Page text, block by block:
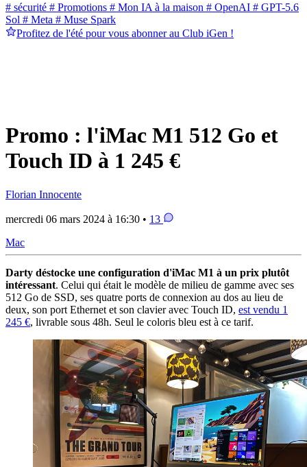
# sécurité # Promotions # Mon IA à la maison # OpenAI # GPT-5.6
Sol # Meta # Muse Spark
Profitez de l'été pour vous abonner au Club iGen !
Promo : l'iMac M1 512 Go et
Touch ID à 1 245 €
Florian Innocente
mercredi 06 mars 2024 à 16:30 • 13
Mac
Darty déstocke une configuration d'iMac M1 à un prix plutôt
intéressant. Celui qui était le modèle de milieu de gamme avec ses
512 Go de SSD, ses quatre ports de connexion au dos au lieu de
deux, son port Ethernet et son clavier avec Touch ID, est vendu 1
245 €, livrable sous 48h. Seul le coloris bleu est à ce tarif.